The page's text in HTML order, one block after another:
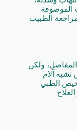
الموصوفة
مراجعة الطبيب
ولكن
آلام
الطبي